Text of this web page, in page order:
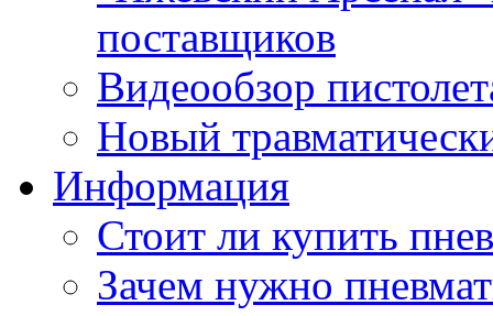
поставщиков
Видеообзор
Новый
Информация
Стоит ли купить
Зачем нужно